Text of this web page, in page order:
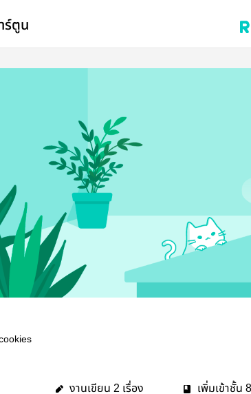
ร์ตูน
งานเขียน 2 เรื่อง เพิ่มเข้าชั้น